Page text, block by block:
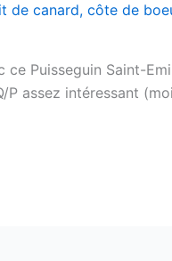
de canard, côte de
Puisseguin Saint-
assez intéressant